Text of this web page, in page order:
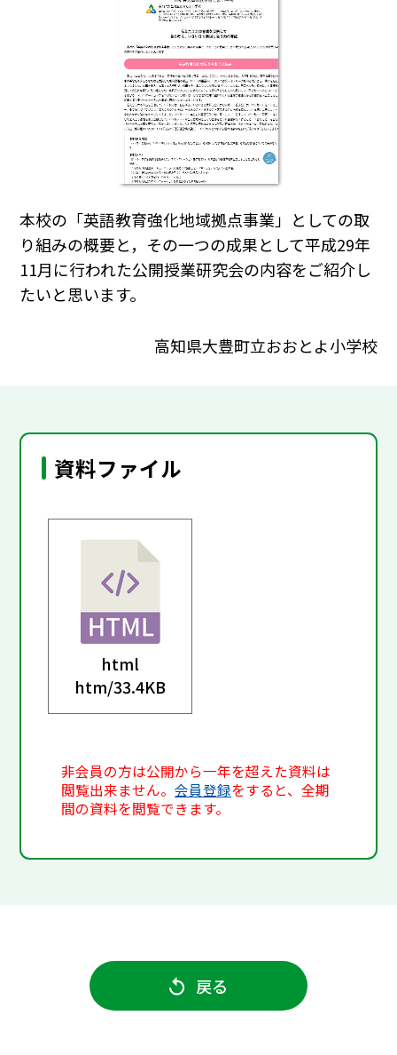
本校の「英語教育強化地域拠点事業」としての取
り組みの概要と，その一つの成果として平成29年
11月に行われた公開授業研究会の内容をご紹介し
たいと思います。
高知県大豊町立おおとよ小学校
資料ファイル
html
htm/33.4KB
非会員の方は公開から一年を超えた資料は
閲覧出来ません。会員登録をすると、全期
間の資料を閲覧できます。
戻る